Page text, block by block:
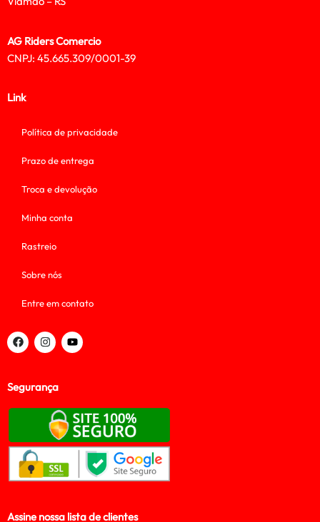
AG Riders Comercio
CNPJ: 45.665.309/0001-39
Link
Política de privacidade
Prazo de entrega
Troca e devolução
Minha conta
Rastreio
Sobre nós
Entre em contato
Segurança
Assine nossa lista de clientes